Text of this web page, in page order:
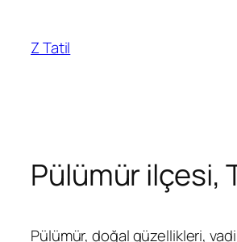
Z Tatil
Pülümür ilçesi,
Pülümür, doğal güzellikleri,